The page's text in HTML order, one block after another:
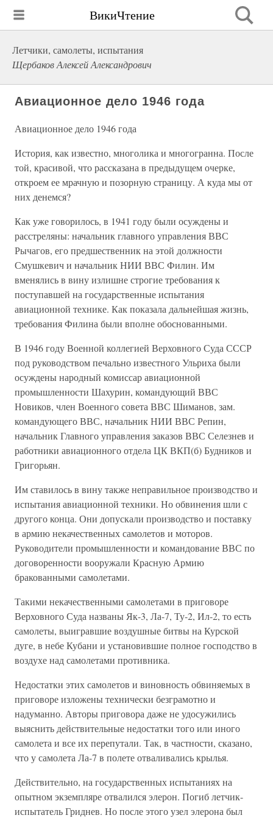
ВикиЧтение
Летчики, самолеты, испытания
Щербаков Алексей Александрович
Авиационное дело 1946 года
Авиационное дело 1946 года
История, как известно, многолика и многогранна. После
той, красивой, что рассказана в предыдущем очерке,
откроем ее мрачную и позорную страницу. А куда мы от
них денемся?
Как уже говорилось, в 1941 году были осуждены и
расстреляны: начальник главного управления ВВС
Рычагов, его предшественник на этой должности
Смушкевич и начальник НИИ ВВС Филин. Им
вменялись в вину излишне строгие требования к
поступавшей на государственные испытания
авиационной технике. Как показала дальнейшая жизнь,
требования Филина были вполне обоснованными.
В 1946 году Военной коллегией Верховного Суда СССР
под руководством печально известного Ульриха были
осуждены народный комиссар авиационной
промышленности Шахурин, командующий ВВС
Новиков, член Военного совета ВВС Шиманов, зам.
командующего ВВС, начальник НИИ ВВС Репин,
начальник Главного управления заказов ВВС Селезнев и
работники авиационного отдела ЦК ВКП(б) Будников и
Григорьян.
Им ставилось в вину также неправильное производство и
испытания авиационной техники. Но обвинения шли с
другого конца. Они допускали производство и поставку
в армию некачественных самолетов и моторов.
Руководители промышленности и командование ВВС по
договоренности вооружали Красную Армию
бракованными самолетами.
Такими некачественными самолетами в приговоре
Верховного Суда названы Як-3, Ла-7, Ту-2, Ил-2, то есть
самолеты, выигравшие воздушные битвы на Курской
дуге, в небе Кубани и установившие полное господство в
воздухе над самолетами противника.
Недостатки этих самолетов и виновность обвиняемых в
приговоре изложены технически безграмотно и
надуманно. Авторы приговора даже не удосужились
выяснить действительные недостатки того или иного
самолета и все их перепутали. Так, в частности, сказано,
что у самолета Ла-7 в полете отваливались крылья.
Действительно, на государственных испытаниях на
опытном экземпляре отвалился элерон. Погиб летчик-
испытатель Гриднев. Но после этого узел элерона был